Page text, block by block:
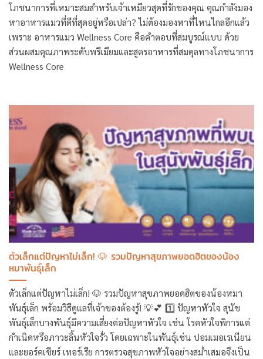
โภชนาการที่เหมาะสมสำหรับเจ้าเหมียวสุดที่รักของคุณ คุณกำลังมอง
หาอาหารแมวที่ดีที่สุดอยู่หรือเปล่า? ไม่ต้องมองหาที่ไหนไกลอีกแล้ว
เพราะ อาหารแมว Wellness Core คือคำตอบที่สมบูรณ์แบบ ด้วย
ส่วนผสมคุณภาพระดับพรีเมียมและสูตรอาหารที่สมดุลทางโภชนาการ
Wellness Core
ตัวเล็กแต่ปัญหาไม่เล็ก! 🐶 รวมปัญหาสุขภาพยอดฮิตของน้อง
หมาพันธุ์เล็ก
ตัวเล็กแต่ปัญหาไม่เล็ก! 🐶 รวมปัญหาสุขภาพยอดฮิตของน้องหมา
พันธุ์เล็ก พร้อมวิธีดูแลที่เจ้าของต้องรู้! 💡💕 1️⃣ ปัญหาหัวใจ สุนัข
พันธุ์เล็กบางพันธุ์มีความเสี่ยงต่อปัญหาหัวใจ เช่น โรคหัวใจพิการแต่
กำเนิดหรือภาวะลิ้นหัวใจรั่ว โดยเฉพาะในพันธุ์เช่น ปอมเมอเรเนียน
และยอร์คเชียร์ เทอร์เรีย การตรวจสุขภาพหัวใจอย่างสม่ำเสมอจึงเป็น